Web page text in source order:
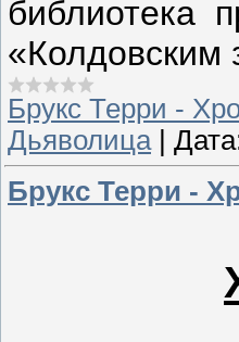
библиотека
«Колдовским
Брукс Терри -
Дьяволица |
Брукс Терри -